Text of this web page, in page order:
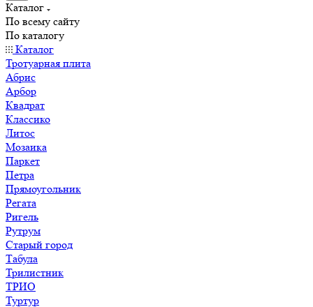
Каталог
По всему сайту
По каталогу
Каталог
Тротуарная плита
Абрис
Арбор
Квадрат
Классико
Литос
Мозаика
Паркет
Петра
Прямоугольник
Регата
Ригель
Рутрум
Старый город
Табула
Трилистник
ТРИО
Туртур